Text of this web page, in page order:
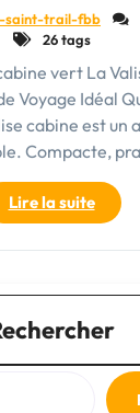
saint-trail-fbb
26 tags
vert La
Voyage Idéal
cabine est un
Compacte,
Lire la suite
en
La
Valise
Cabine
Vert,
Votre